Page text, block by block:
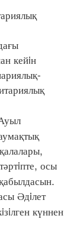
кейiн
осы
Әдiлет
күннен